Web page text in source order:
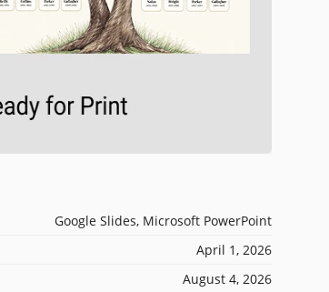
Google Slides, Microsoft PowerPoint
April 1, 2026
August 4, 2026